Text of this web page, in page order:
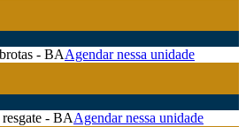
- BAAgendar nessa unidade
- BAAgendar nessa unidade